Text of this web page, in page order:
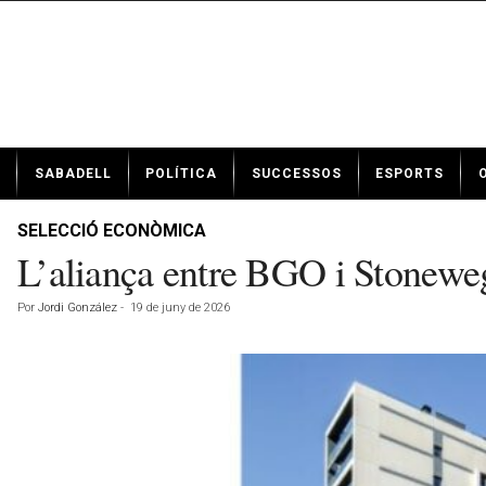
t
SABADELL POLÍTICA SUCCESSOS ESPORTS
SELECCIÓ ECONÒMICA
L’aliança entre BGO i
Por Jordi González - 19 de juny de 2026